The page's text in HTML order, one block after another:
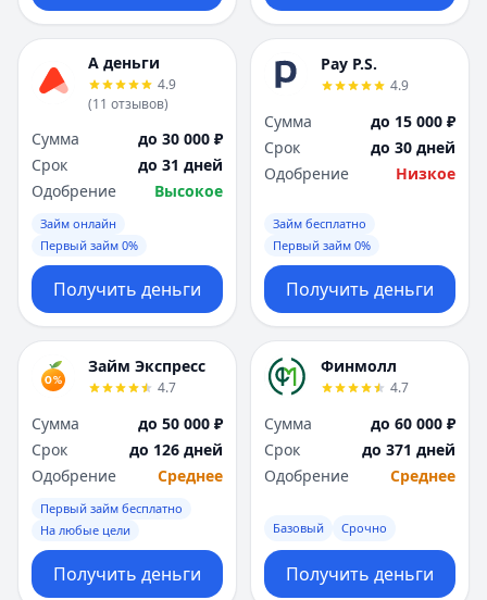
А деньги
4.9
(11 отзывов)
Сумма
до 30 000 ₽
Срок
до 31 дней
Одобрение
Высокое
Займ онлайн
Первый займ 0%
Получить деньги
Pay P.S.
4.9
Сумма
до 15 000 ₽
Срок
до 30 дней
Одобрение
Низкое
Займ бесплатно
Первый займ 0%
Получить деньги
Займ Экспресс
4.7
Сумма
до 50 000 ₽
Срок
до 126 дней
Одобрение
Среднее
Первый займ бесплатно
На любые цели
Получить деньги
Финмолл
4.7
Сумма
до 60 000 ₽
Срок
до 371 дней
Одобрение
Среднее
Базовый Срочно
Получить деньги